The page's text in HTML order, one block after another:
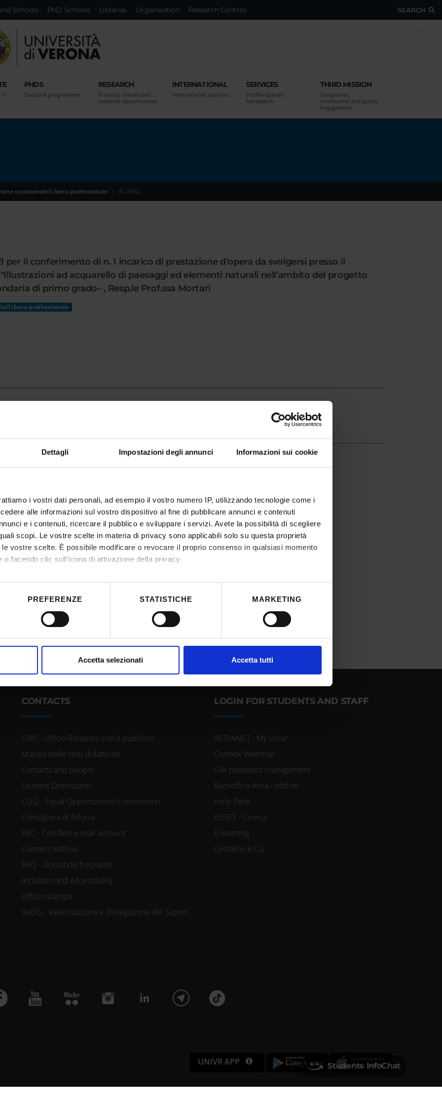
Dettagli Impostazioni degli annunci Informazioni sui cookie
i vostri dati personali, ad esempio il vostro numero IP, utilizzando tecnologie come i
alle informazioni sul vostro dispositivo al fine di pubblicare annunci e contenuti
e i contenuti, ricercare il pubblico e sviluppare i servizi. Avete la possibilità di scegliere
scopi. Le vostre scelte in materia di privacy sono applicabili solo su questa proprietà
vostre scelte. È possibile modificare o revocare il proprio consenso in qualsiasi momento
o facendo clic sull'icona di attivazione della privacy.
anche:
tua posizione geografica, con un'approssimazione di qualche metro,
elaborati i tuoi dati personali e imposta le tue preferenze nella
sezione dettagli . Puoi
contenuti ed annunci, per fornire funzionalità dei social media e per analizzare il
PREFERENZE STATISTICHE MARKETING
Accetta selezionati Accetta tutti
SEARCH
Schools PhD Schools Libraries Organisation Research Centres
PHDS
Doctoral programmes
RESEARCH
Projects, results and
research opportunities
INTERNATIONAL
International activities
SERVICES
Profile-Specific
Navigation
THIRD MISSION
Companies,
community and public
engagement
occasionale/Libero professionale ID. 8932
per il conferimento di n. 1 incarico di prestazione d’opera da svolgersi presso il
"Illustrazioni ad acquarello di paesaggi ed elementi naturali nell’ambito del progetto
di primo grado– , Resp.le Prof.ssa Mortari
Libero professionale
RESULT/RANKING LISTS
CONTACTS
URP - Ufficio Relazioni con il pubblico
Mappa delle sedi didattiche
Contacts and people
Student Orientation
CUG - Equal Opportunities Commission
Consigliera di fiducia
PEC - Certified e-mail account
Connect with us
FAQ - Domande frequenti
Inclusion and Accessibility
Ufficio stampa
VaDiS - Valorizzazione e Divulgazione dei Saperi
LOGIN FOR STUDENTS AND STAFF
INTRANET - My Univr
Outlook Webmail
GIA password management
Backoffice Area - dbErw
Help Desk
ESSE3 - Cineca
E-learning
Cedolino e CU
UNIVR APP Students InfoChat